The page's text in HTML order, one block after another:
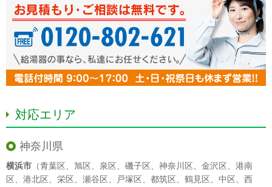
対応エリア
神奈川県
横浜市 （青葉区 旭区 泉区 磯子区 神奈川区 金沢区
港南
区
港北区 栄区 瀬谷区 戸塚区 都筑区 鶴見区 中区
西